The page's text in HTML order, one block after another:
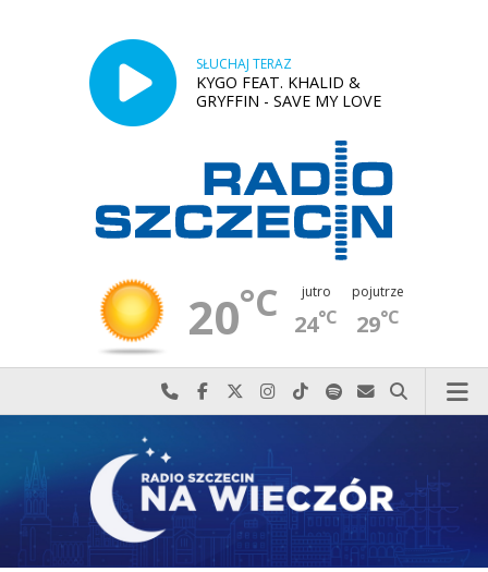
SŁUCHAJ TERAZ
KYGO FEAT. KHALID &
GRYFFIN - SAVE MY LOVE
20°C jutro
24°C
pojutrze
29°C
Najlepiej po prostu do nas zadzwoń
Odwiedź nas na Facebook-u
Odwiedź nas na X
Odwiedź nas na Instagram-ie
Odwiedź nas na TikTok-u
Szukaj nas na Spotify
Wyślij do nas
Szukaj